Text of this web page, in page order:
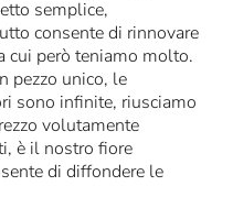
semplice,
consente di rinnovare
cui però teniamo molto.
pezzo unico, le
sono infinite, riusciamo
volutamente
è il nostro fiore
di diffondere le